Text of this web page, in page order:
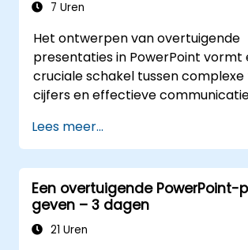
7 Uren
Het ontwerpen van overtuigende
presentaties in PowerPoint vormt
cruciale schakel tussen
cijfers en effectieve
behandelt diverse
waaronder de structuur van dia’s,
van treemap- en sunburst-
schema's voor
eenvoudige rapportagetabellen die
essentiële financiële indicatoren
Lees meer...
Een overtuigende PowerPoint-
geven – 3 dagen
21 Uren